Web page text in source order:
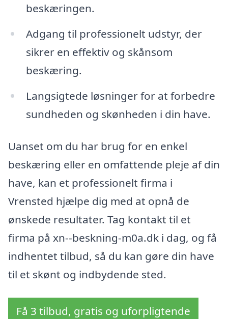
beskæringen.
Adgang til professionelt udstyr, der
sikrer en effektiv og skånsom
beskæring.
Langsigtede løsninger for at forbedre
sundheden og skønheden i din have.
Uanset om du har brug for en enkel
beskæring eller en omfattende pleje af din
have, kan et professionelt firma i
Vrensted hjælpe dig med at opnå de
ønskede resultater. Tag kontakt til et
firma på xn--beskning-m0a.dk i dag, og få
indhentet tilbud, så du kan gøre din have
til et skønt og indbydende sted.
Få 3 tilbud, gratis og uforpligtende